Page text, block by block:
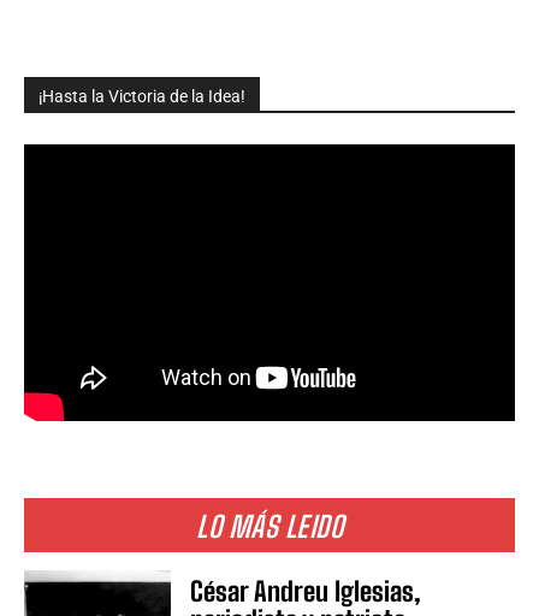
¡Hasta la Victoria de la Idea!
LO MÁS LEIDO
César Andreu Iglesias,